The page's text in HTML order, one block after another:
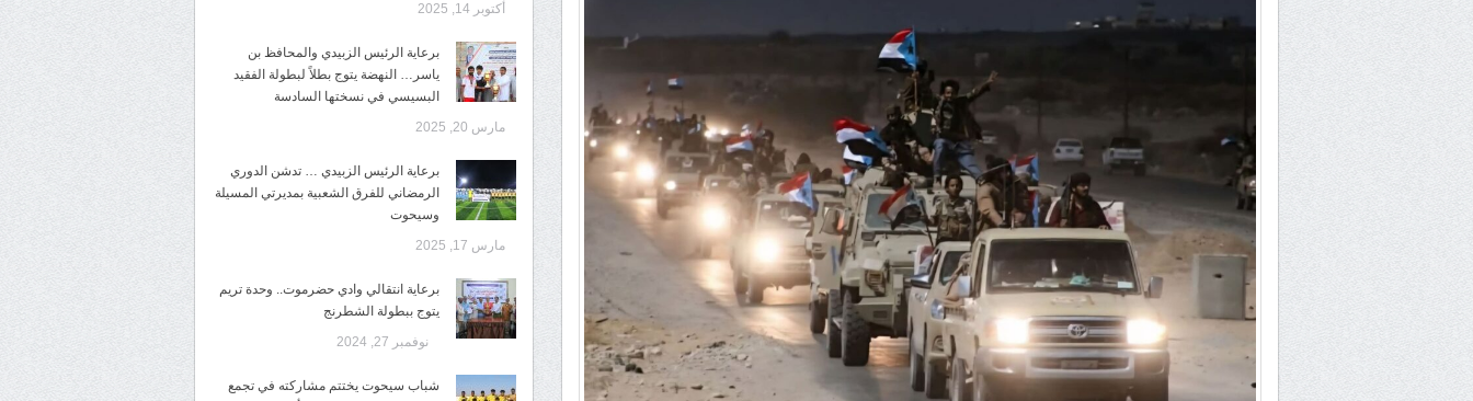
أكتوبر 14, 2025
برعاية الرئيس الزبيدي والمحافظ بن
ياسر… النهضة يتوج بطلاً لبطولة الفقيد
البسيسي في نسختها السادسة
مارس 20, 2025
برعاية الرئيس الزبيدي … تدشن الدوري
الرمضاني للفرق الشعبية بمديرتي المسيلة
وسيحوت
مارس 17, 2025
برعاية انتقالي وادي حضرموت.. وحدة تريم
يتوج ببطولة الشطرنج
نوفمبر 27, 2024
شباب سيحوت يختتم مشاركته في تجمع